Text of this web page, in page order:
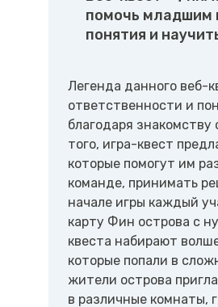
помочь младшим
понятия и
Легенда данного веб-
ответственности и
благодаря
того, игра-квест
которые помогут им
команде, принимать
начале игры каждый
карту Фин острова с
квеста набирают
которые попали в
жители острова
в различные комнаты,